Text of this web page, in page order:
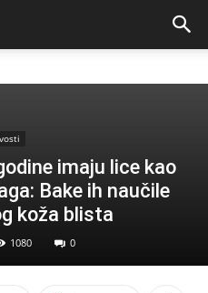
imaju lice kao
Bake ih naučile
koža blista
1080 0